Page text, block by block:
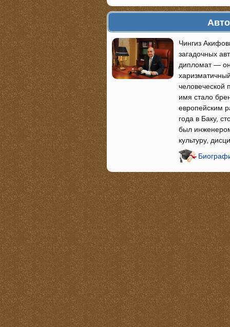
Чингиз
загадочных
дипломат —
человеческой
имя стало
европейским
года в Баку,
был
культуру,